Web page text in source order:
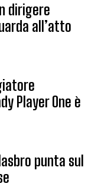
dirigere
all’atto
Player One è
punta sul